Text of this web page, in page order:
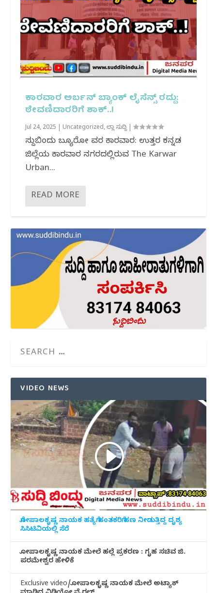
ಕಾರವಾರ ಅರ್ಬನ್ ಬ್ಯಾಂಕ್ ಲೈಸೆನ್ಸ್ ರದ್ದು:
ಠೇವಣಿದಾರರಿಗೆ ಶಾಕ್..!
Jul 24, 2025 Uncategorized,ಜಿಲ್ಲಾ ಸುದ್ದಿ |
ಸುದ್ದಿಬಿಂದು ಬ್ಯೂರೋ ವರದಿ ಕಾರವಾರ: ಉತ್ತರ ಕನ್ನಡ
ಜಿಲ್ಲೆಯ ಕಾರವಾರ ನಗರದಲ್ಲಿರುವ The Karwar
Urban...
READ MORE
VIDEO NEWS
ಗೋಪಾಲಕೃಷ್ಣ ನಾಯಕ ಹತ್ಯೆಗೆ ಹಂತಕರಿಗೆ ಹಣ ನೀಡುತ್ತಿದ್ದ ದೃಶ್ಯ
ಸಿಸಿಟಿವಿಯಲ್ಲಿ ಸೆರೆ
ಗೋಪಾಲಕೃಷ್ಣ ನಾಯಕ ಮೇಲೆ ಹಲ್ಲೆ ಪ್ರಕರಣ : ಗೃಹ ಸಚಿವ ಜಿ.
ಪರಮೇಶ್ವರ ಹೇಳಿಕೆ
Exclusive video/ಗೋಪಾಲಕೃಷ್ಣ ನಾಯಕ ಮೇಲೆ ಅಟ್ಯಾಕ್